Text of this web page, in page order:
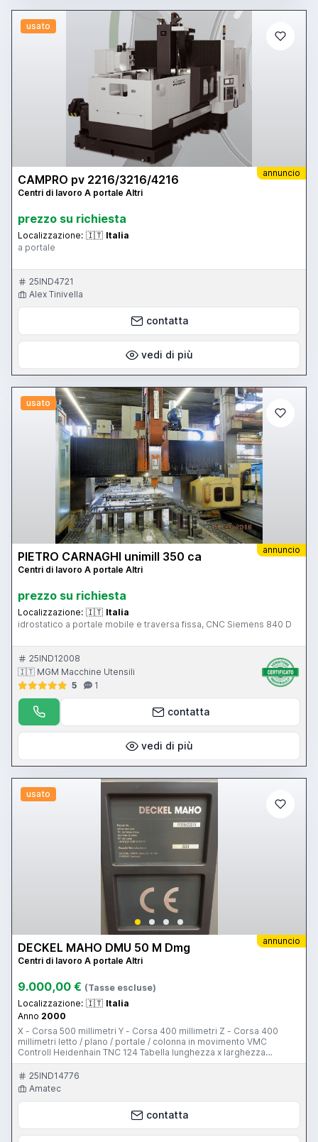
usato
annuncio
CAMPRO pv 2216/3216/4216
Centri di lavoro A portale Altri
prezzo su richiesta
Localizzazione: 🇮🇹 Italia
a portale
25IND4721
Alex Tinivella
contatta
vedi di più
usato
annuncio
PIETRO CARNAGHI unimill 350 ca
Centri di lavoro A portale Altri
prezzo su richiesta
Localizzazione: 🇮🇹 Italia
idrostatico a portale mobile e traversa fissa, CNC Siemens 840 D
25IND12008
🇮🇹 MGM Macchine Utensili
5
1
contatta
vedi di più
usato
annuncio
DECKEL MAHO DMU 50 M Dmg
Centri di lavoro A portale Altri
9.000,00 € (Tasse escluse)
Localizzazione: 🇮🇹 Italia
Anno 2000
X - Corsa 500 millimetri Y - Corsa 400 millimetri Z - Corsa 400
millimetri letto / plano / portale / colonna in movimento VMC
Controll Heidenhain TNC 124 Tabella lunghezza x larghezza
700x500 mm Carico tavola a 200 Kg Iso 40 Accensione del
mandrino / gamme 4500 Rpm Strumento ATC changerno ATC
Numero off controllato dell'asse 3 + 2 Usato TNC 124 2000
25IND14776
Amatec
contatta